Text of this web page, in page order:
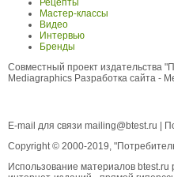
Рецепты
Мастер-классы
Видео
Интервью
Бренды
Совместный проект издательства
Mediagraphics Разработка сайта -
E-mail для связи mailing@btest.ru
Copyright © 2000-2019,
Использование материалов